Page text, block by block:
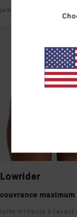
jambe échancrée
Lowrider
couvrance maximum
taille mi-haute à l'avant